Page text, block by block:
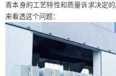
青本身的工艺特性和质量诉求决定
来看透这个问题：